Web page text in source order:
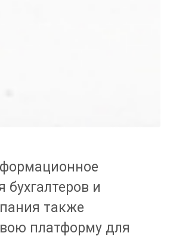
бухгалтеров и
также
платформу для